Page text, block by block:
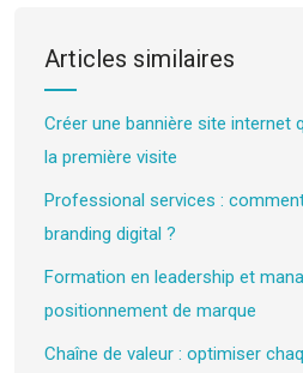
Articles similaires
Créer une bannière site internet
la première visite
Professional services :
branding digital ?
Formation en leadership et
positionnement de marque
Chaîne de valeur : optimiser